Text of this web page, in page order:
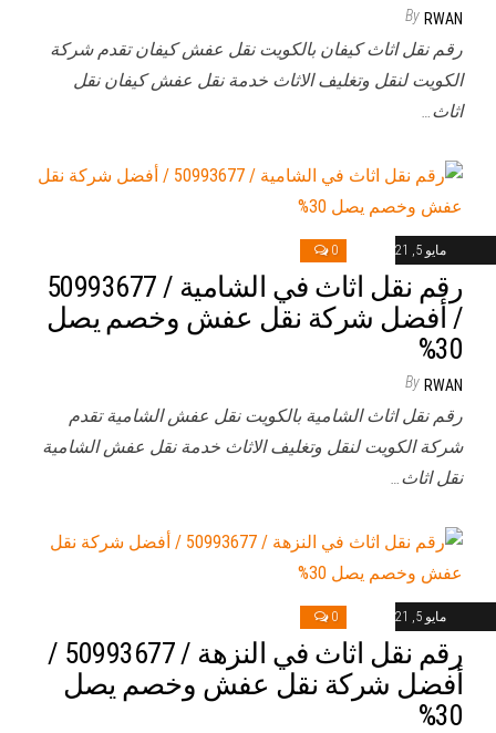
By RWAN
رقم نقل اثاث كيفان بالكويت نقل عفش كيفان تقدم شركة
الكويت لنقل وتغليف الاثاث خدمة نقل عفش كيفان نقل
اثاث…
مايو 5, 2021 0
رقم نقل اثاث في الشامية / 50993677
/ أفضل شركة نقل عفش وخصم يصل
30%
By RWAN
رقم نقل اثاث الشامية بالكويت نقل عفش الشامية تقدم
شركة الكويت لنقل وتغليف الاثاث خدمة نقل عفش الشامية
نقل اثاث…
مايو 5, 2021 0
رقم نقل اثاث في النزهة / 50993677 /
أفضل شركة نقل عفش وخصم يصل
30%